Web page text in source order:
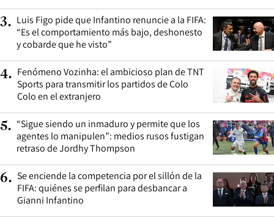
3. Luis Figo pide que Infantino renuncie a la FIFA:
“Es el comportamiento más bajo, deshonesto
y cobarde que he visto”
4. Fenómeno Vozinha: el ambicioso plan de TNT
Sports para transmitir los partidos de Colo
Colo en el extranjero
5. “Sigue siendo un inmaduro y permite que los
agentes lo manipulen”: medios rusos fustigan
retraso de Jordhy Thompson
6. Se enciende la competencia por el sillón de la
FIFA: quiénes se perfilan para desbancar a
Gianni Infantino